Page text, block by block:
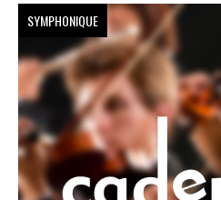
SYMPHONIQUE